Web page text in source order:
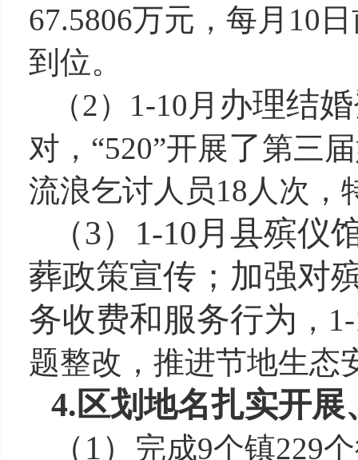
67.5806万元，每月10
到位。
（2）1-10月 办理结
对， “520”开展了第三
流浪乞讨人员18人次，
（3） 1-10月县殡仪
葬政策宣传 ；加强对
务收费和服务行为 ，
题整改，推进节地生态
4.区划地名扎实开展
（1） 完成9个镇229